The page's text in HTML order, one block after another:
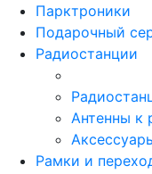
Парктроники
Подарочный
Радиостанции
Антенны к
Рамки и